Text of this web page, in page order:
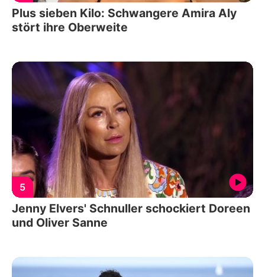
Plus sieben Kilo: Schwangere Amira Aly
stört ihre Oberweite
5
Jenny Elvers' Schnuller schockiert Doreen
und Oliver Sanne